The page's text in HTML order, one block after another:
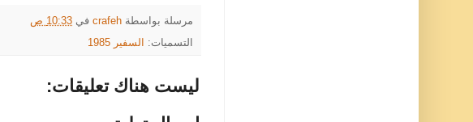
مرسلة بواسطة crafeh في 10:33 ص
التسميات:
السفير 1985
ليست هناك تعليقات: